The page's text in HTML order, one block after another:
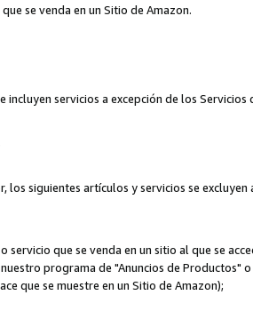
se venda en un Sitio de Amazon.
incluyen servicios a excepción de los
los siguientes artículos y servicios se
servicio que se venda en un sitio al que se
programa de "Anuncios de Productos"
que se muestre en un Sitio de Amazon);